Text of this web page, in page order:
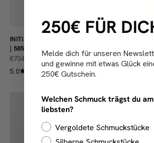
INITIAL MIT SINGAPORE KETTE
| 585 GOLD
ANGEBOT
€704,00
5.0
ANGEBOT
AB €160,00
5.0
250€ FÜR
Melde dich für unseren
und gewinne mit etwas Glück
250€ Gutschein.
Welchen Schmuck trägst du am
liebsten?
Vergoldete Schmuckstücke